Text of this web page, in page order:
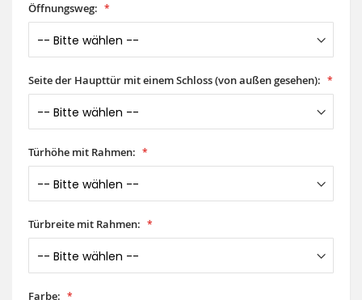
Öffnungsweg:
Seite der Haupttür mit einem Schloss (von außen gesehen):
Türhöhe mit Rahmen:
Türbreite mit Rahmen:
Farbe: